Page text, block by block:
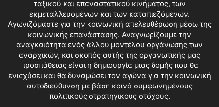
ταξικού και επαναστατικού κινήματος, των
εκμεταλλευομένων και των καταπιεζόμενων.
Αγωνιζόμαστε για την κοινωνική απελευθέρωση μέσω της
κοινωνικής επανάστασης. Αναγνωρίζουμε την
αναγκαιότητα ενός άλλου μοντέλου οργάνωσης των
αναρχικών, και σκοπός αυτής της οργανωτικής μας
προσπάθειας είναι η δημιουργία μιας δομής που θα
ενισχύσει και θα δυναμώσει τον αγώνα για την κοινωνική
αυτοδιεύθυνση με βάση κοινά συμφωνημένους
πολιτικούς στρατηγικούς στόχους.